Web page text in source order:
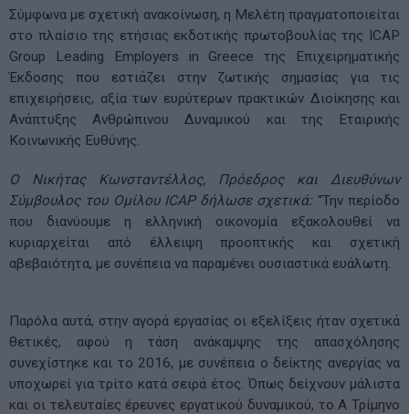
Σύμφωνα με σχετική ανακοίνωση, η Μελέτη πραγματοποιείται
στο πλαίσιο της ετήσιας εκδοτικής πρωτοβουλίας της ΙCAP
Group Leading Employers in Greece της Επιχειρηματικής
Έκδοσης που εστιάζει στην ζωτικής σημασίας για τις
επιχειρήσεις, αξία των ευρύτερων πρακτικών Διοίκησης και
Ανάπτυξης Ανθρώπινου Δυναμικού και της Εταιρικής
Κοινωνικής Ευθύνης.
Ο Νικήτας Κωνσταντέλλος, Πρόεδρος και Διευθύνων
Σύμβουλος του Ομίλου ICAP δήλωσε σχετικά:“Την περίοδο
που διανύουμε η ελληνική οικονομία εξακολουθεί να
κυριαρχείται από έλλειψη προοπτικής και σχετική
αβεβαιότητα, με συνέπεια να παραμένει ουσιαστικά ευάλωτη.
Παρόλα αυτά, στην αγορά εργασίας οι εξελίξεις ήταν σχετικά
θετικές, αφού η τάση ανάκαμψης της απασχόλησης
συνεχίστηκε και το 2016, με συνέπεια ο δείκτης ανεργίας να
υποχωρεί για τρίτο κατά σειρά έτος. Όπως δείχνουν μάλιστα
και οι τελευταίες έρευνες εργατικού δυναμικού, το Α Τρίμηνο